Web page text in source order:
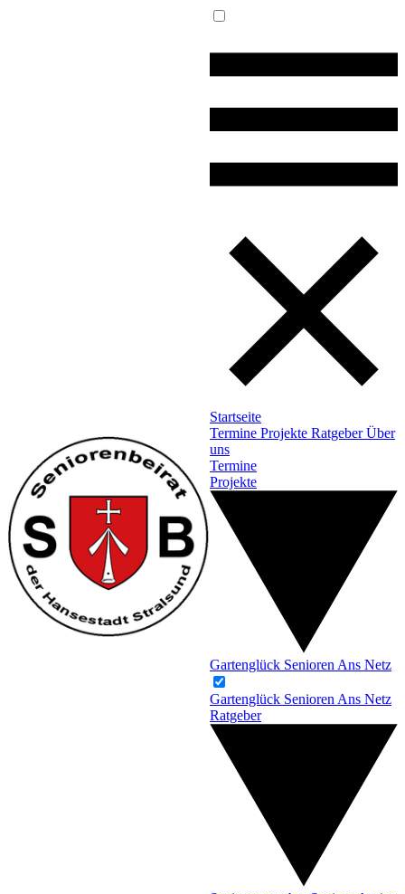
Startseite
Termine Projekte RatgeberÜber
uns
Termine
Projekte
Gartenglück Senioren Ans Netz
Gartenglück Senioren Ans Netz
Ratgeber